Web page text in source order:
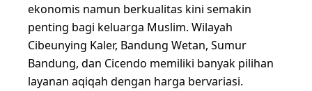
ekonomis namun berkualitas kini semakin
penting bagi keluarga Muslim. Wilayah
Cibeunying Kaler, Bandung Wetan, Sumur
Bandung, dan Cicendo memiliki banyak pilihan
layanan aqiqah dengan harga bervariasi.